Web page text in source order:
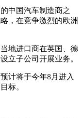
中国汽车制造商之
，在竞争激烈的欧洲
地进口商在英国、德
立子公司开展业务。
计将于今年8月进入
标。